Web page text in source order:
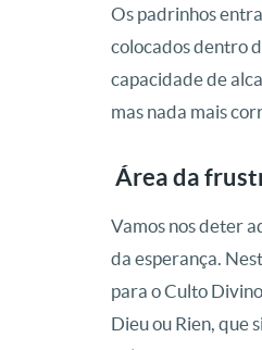
Os padrinhos
colocados dentro
capacidade de
mas nada mais
Área da
Vamos nos deter
da esperança.
para o Culto
Dieu ou Rien, que